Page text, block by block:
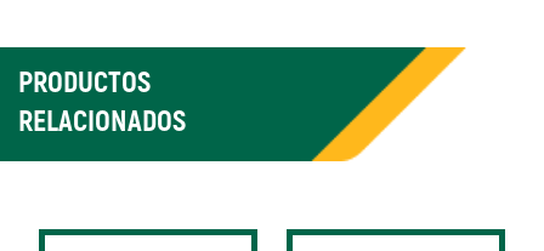
PRODUCTOS
RELACIONADOS